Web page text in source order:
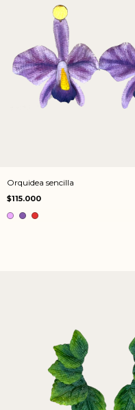
Orquidea sencilla
$115.000